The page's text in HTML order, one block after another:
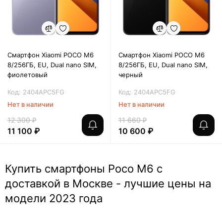
Смартфон Xiaomi POCO M6
8/256ГБ, EU, Dual nano SIM,
фиолетовый
Код: 2404APC5FG
Нет в наличии
12 300 ₽
11 100 ₽
Смартфон Xiaomi POCO M6
8/256ГБ, EU, Dual nano SIM,
черный
Код: 2404APC5FG
Нет в наличии
11 660 ₽
10 600 ₽
Купить смартфоны Poco M6 с
доставкой в Москве - лучшие цены на
модели 2023 года